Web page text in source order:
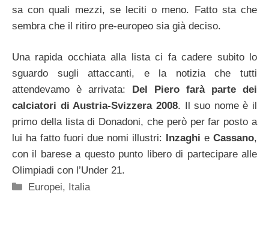
sa con quali mezzi, se leciti o meno. Fatto sta che
sembra che il ritiro pre-europeo sia già deciso.
Una rapida occhiata alla lista ci fa cadere subito lo
sguardo sugli attaccanti, e la notizia che tutti
attendevamo è arrivata: Del Piero farà parte dei
calciatori di Austria-Svizzera 2008. Il suo nome è il
primo della lista di Donadoni, che però per far posto a
lui ha fatto fuori due nomi illustri: Inzaghi e Cassano,
con il barese a questo punto libero di partecipare alle
Olimpiadi con l’Under 21.
Categorie
Europei, Italia